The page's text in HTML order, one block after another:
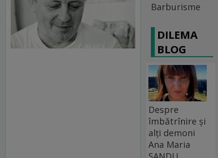
Barburisme
DILEMA
BLOG
Despre
îmbătrînire și
alți demoni
Ana Maria